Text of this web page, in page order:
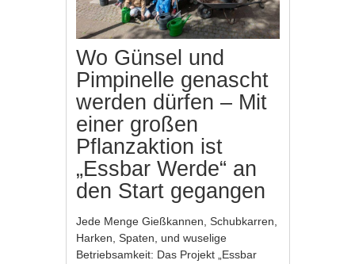
Wo Günsel und
Pimpinelle genascht
werden dürfen – Mit
einer großen
Pflanzaktion ist
„Essbar Werde“ an
den Start gegangen
Jede Menge Gießkannen, Schubkarren,
Harken, Spaten, und wuselige
Betriebsamkeit: Das Projekt „Essbar